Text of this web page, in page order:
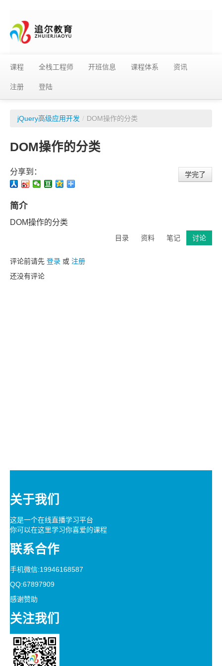
课程 全栈工程师 开班信息 课程体系 资讯
注册 登陆
jQuery高级应用开发 / DOM操作的分类
DOM操作的分类
分享到： 学完了
简介
DOM操作的分类
讨论
笔记
资料
目录
评论前请先 登录 或 注册
还没有评论
关于我们
这是一个在线直播学习平台
你可以在这里学习你喜爱的课程
联系合作
手机微信:19946168587
QQ:67897909
感谢赞助
关注我们